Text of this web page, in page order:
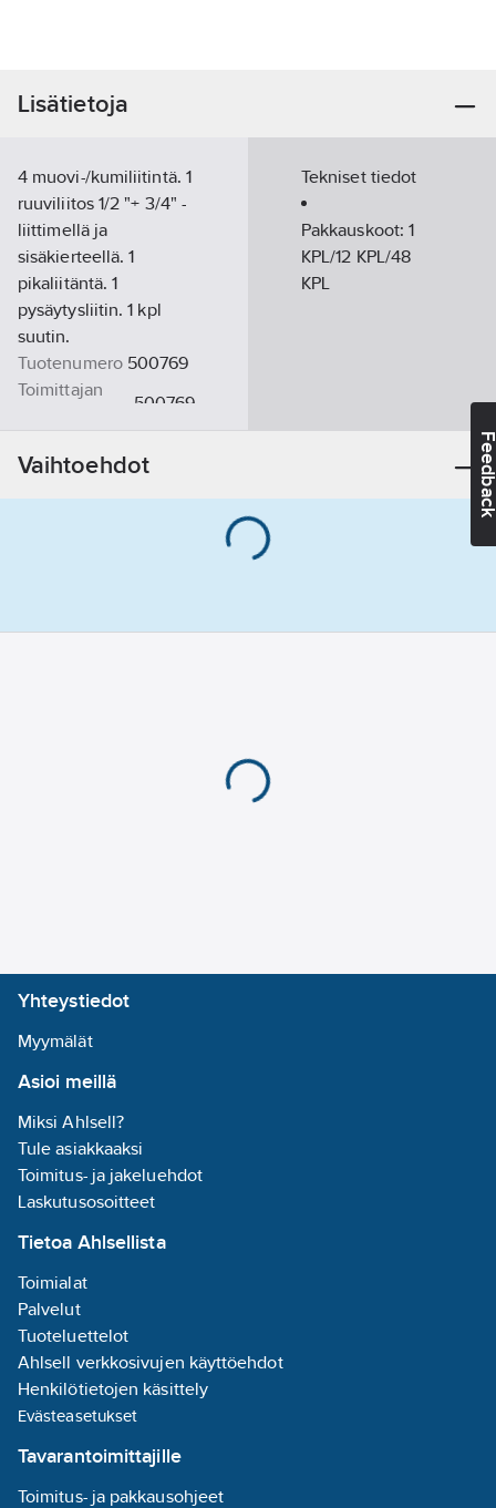
Lisätietoja
4 muovi-/kumiliitintä. 1
ruuviliitos 1/2 "+ 3/4" -
liittimellä ja
sisäkierteellä. 1
pikaliitäntä. 1
pysäytysliitin. 1 kpl
suutin.
Tuotenumero 500769
Toimittajan
500769
koodi:
3394665003849
Materiaaliluokka K1429B
Tekniset tiedot
Pakkauskoot:1
KPL/12 KPL/48
KPL
Vaihtoehdot
Yhteystiedot
Myymälät
Asioi meillä
Miksi Ahlsell?
Tule asiakkaaksi
Toimitus- ja jakeluehdot
Laskutusosoitteet
Tietoa Ahlsellista
Toimialat
Palvelut
Tuoteluettelot
Ahlsell verkkosivujen käyttöehdot
Henkilötietojen käsittely
Evästeasetukset
Tavarantoimittajille
Toimitus- ja pakkausohjeet